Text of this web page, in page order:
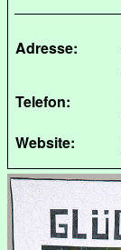
Adresse:
Telefon:
Website: